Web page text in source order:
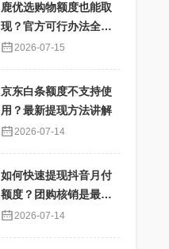
鹿优选购物额度也能取
现？官方可行办法全解
析 2026-07-15
京东白条额度不支持使
用？最新提现方法讲解
2026-07-14
如何快速提现抖音月付
额度？团购核销是最佳
选择！
2026-07-14